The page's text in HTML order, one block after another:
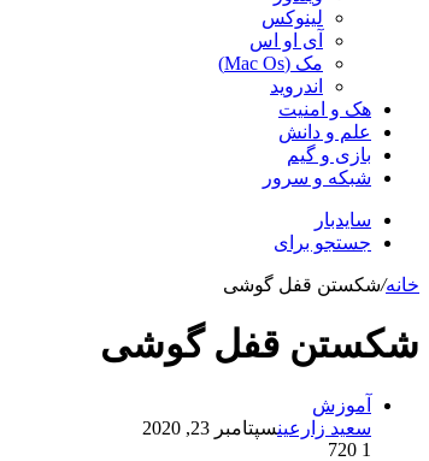
لینوکس
آی او اس
مک (Mac Os)
اندروید
هک و امنیت
علم و دانش
بازی و گیم
شبکه و سرور
سایدبار
جستجو برای
خانه/شکستن قفل گوشی
شکستن قفل گوشی
آموزش
سعید زارعینسپتامبر 23, 2020
1